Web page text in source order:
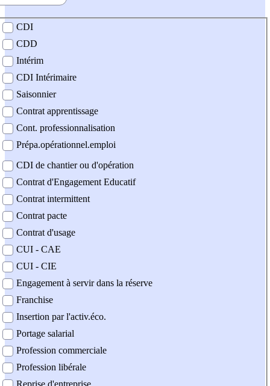
contrat
CDI
CDD
Intérim
CDI Intérimaire
Saisonnier
Contrat apprentissage
Cont. professionnalisation
Prépa.opérationnel.emploi
CDI de chantier ou d'opération
Contrat d'Engagement Educatif
Contrat intermittent
Contrat pacte
Contrat d'usage
CUI - CAE
CUI - CIE
Engagement à servir dans la réserve
Franchise
Insertion par l'activ.éco.
Portage salarial
Profession commerciale
Profession libérale